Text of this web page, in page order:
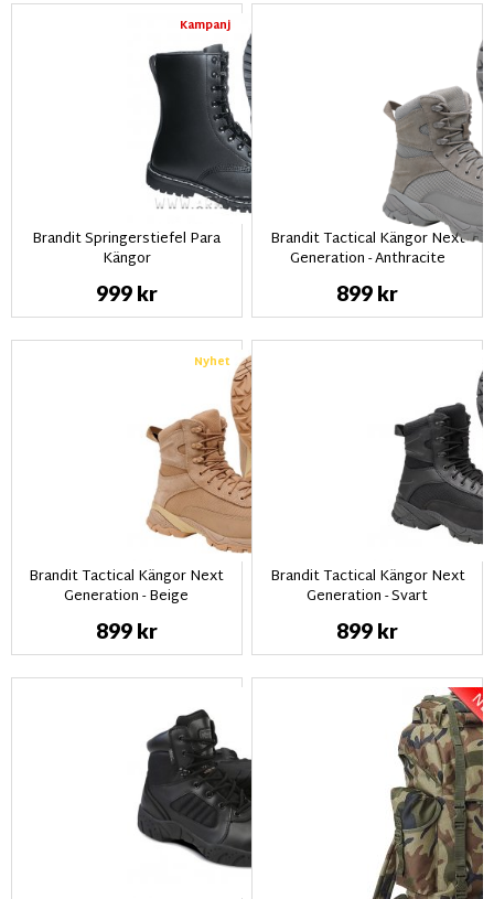
Kampanj
Brandit Springerstiefel Para
Kängor
999 kr
Brandit Tactical Kängor Next
Generation - Anthracite
899 kr
Nyhet
Brandit Tactical Kängor Next
Generation - Beige
899 kr
Brandit Tactical Kängor Next
Generation - Svart
899 kr